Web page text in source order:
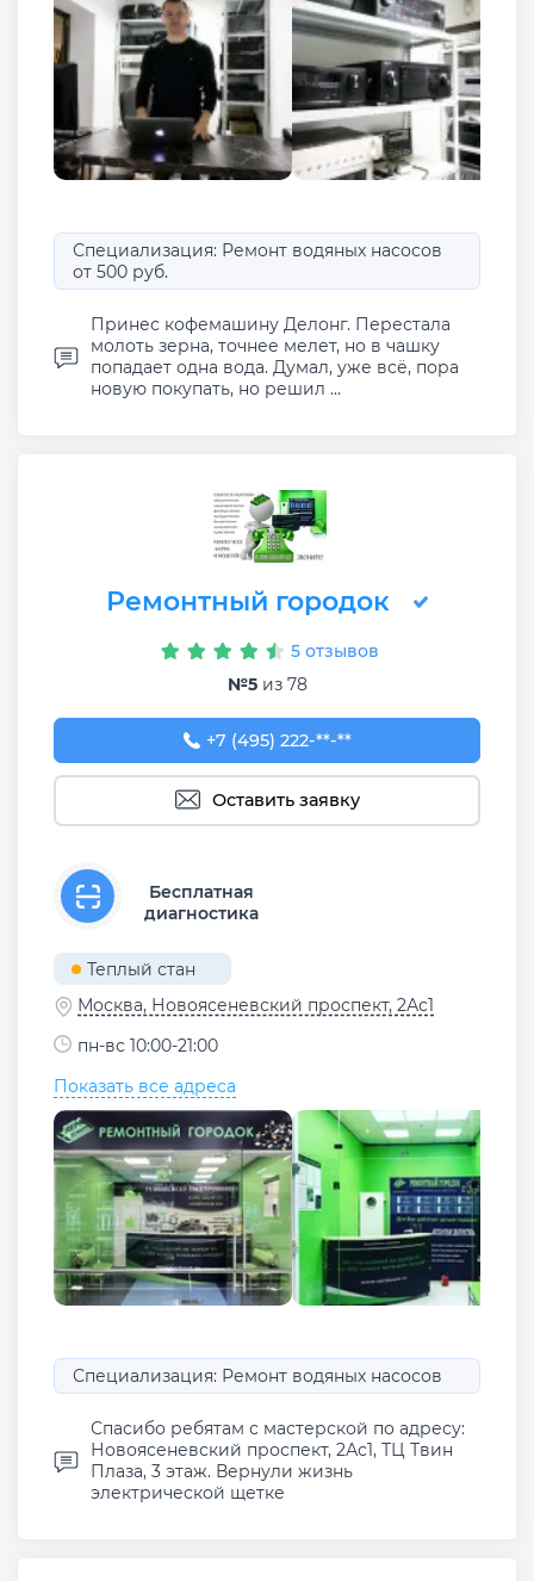
Специализация: Ремонт водяных насосов
от 500 руб.
Принес кофемашину Делонг. Перестала
молоть зерна, точнее мелет, но в чашку
попадает одна вода. Думал, уже всё, пора
новую покупать, но решил ...
Ремонтный городок
5 отзывов
№5из 78
+7 (495) 222-07-17
+7 (495) 222-**-**
Оставить заявку
Бесплатная
диагностика
Теплый стан
Москва, Новоясеневский проспект, 2Ас1
пн-вс 10:00-21:00
Показать все адреса
Специализация: Ремонт водяных насосов
Спасибо ребятам с мастерской по адресу:
Новоясеневский проспект, 2Ас1, ТЦ Твин
Плаза, 3 этаж. Вернули жизнь
электрической щетке